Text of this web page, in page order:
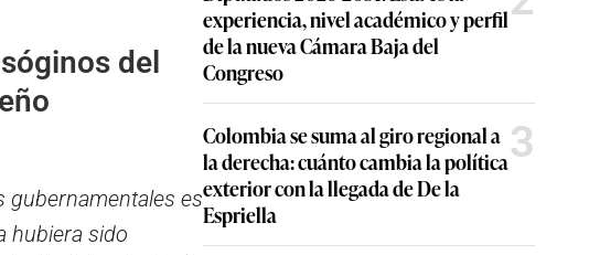
del
gubernamentales es
hubiera sido
experiencia, nivel académico y perfil
de la nueva Cámara Baja del
Congreso
Colombia se suma al giro regional a
la derecha: cuánto cambia la política
exterior con la llegada de De la
Espriella
3